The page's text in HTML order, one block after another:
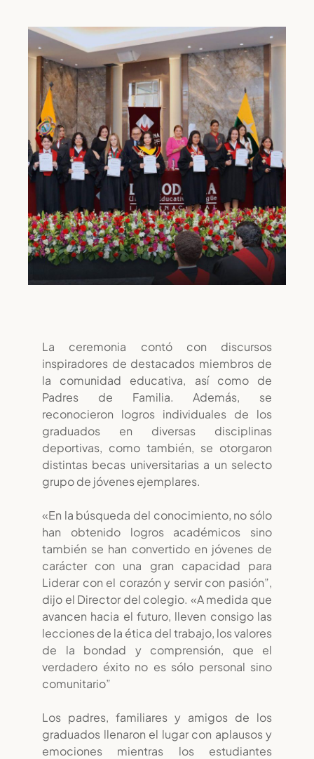
La ceremonia contó con discursos
inspiradores de destacados miembros de
la comunidad educativa, así como de
Padres de Familia. Además, se
reconocieron logros individuales de los
graduados en diversas disciplinas
deportivas, como también, se otorgaron
distintas becas universitarias a un selecto
grupo de jóvenes ejemplares.
«En la búsqueda del conocimiento, no sólo
han obtenido logros académicos sino
también se han convertido en jóvenes de
carácter con una gran capacidad para
Liderar con el corazón y servir con pasión”,
dijo el Director del colegio. «A medida que
avancen hacia el futuro, lleven consigo las
lecciones de la ética del trabajo, los valores
de la bondad y comprensión, que el
verdadero éxito no es sólo personal sino
comunitario”
Los padres, familiares y amigos de los
graduados llenaron el lugar con aplausos y
emociones mientras los estudiantes